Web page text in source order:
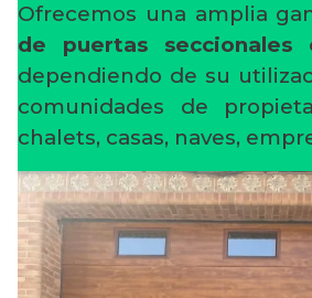
Ofrecemos una amplia
de puertas seccionales
dependiendo de su
comunidades de
chalets, casas, naves,